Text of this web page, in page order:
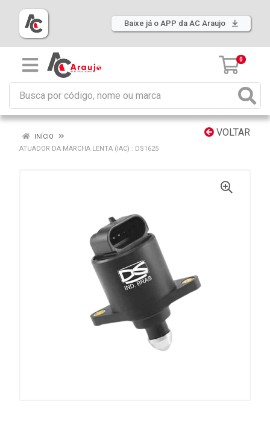
Baixe já o APP da AC Araujo
0
VOLTAR
INÍCIO
ATUADOR DA MARCHA LENTA (IAC) : DS1625